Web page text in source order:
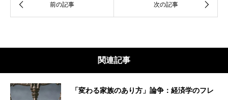
関連記事
「変わる家族のあり方」論争：経済学のフレ